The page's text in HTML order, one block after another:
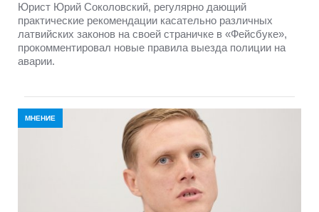
Юрист Юрий Соколовский, регулярно дающий
практические рекомендации касательно различных
латвийских законов на своей страничке в «Фейсбуке»,
прокомментировал новые правила выезда полиции на
аварии.
МНЕНИЕ